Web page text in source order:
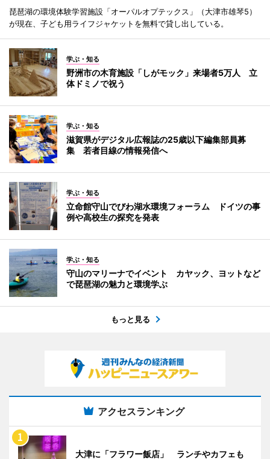
琵琶湖の環境体験学習施設「オーパルオプテックス」（大津市雄琴5）
が現在、子ども用ライフジャケットを無料で貸し出している。
学ぶ・知る
野洲市の木育施設「しがモック」来場者5万人 立
体ドミノで祝う
学ぶ・知る
滋賀県がデジタル広報誌の25歳以下編集部員募
集 若者目線の情報発信へ
学ぶ・知る
立命館守山でびわ湖水環境フォーラム ドイツの事
例や高校生の探究を発表
学ぶ・知る
守山のマリーナでイベント カヤック、ヨットなど
で琵琶湖の魅力と環境学ぶ
もっと見る
アクセスランキング
大津に「フラワー飯店」 ランチやカフェも